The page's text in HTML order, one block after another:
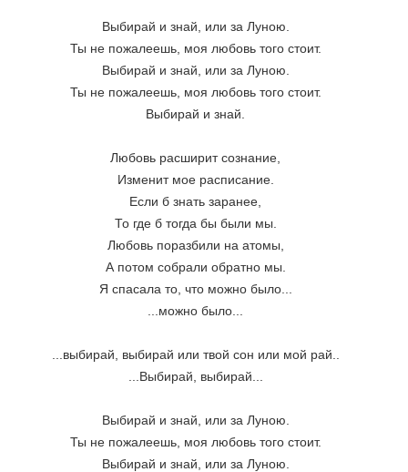
Выбирай и знай, или за Луною.
Ты не пожалеешь, моя любовь того стоит.
Выбирай и знай, или за Луною.
Ты не пожалеешь, моя любовь того стоит.
Выбирай и знай.
Любовь расширит сознание,
Изменит мое расписание.
Если б знать заранее,
То где б тогда бы были мы.
Любовь поразбили на атомы,
А потом собрали обратно мы.
Я спасала то, что можно было...
...можно было...
...выбирай, выбирай или твой сон или мой рай..
...Выбирай, выбирай...
Выбирай и знай, или за Луною.
Ты не пожалеешь, моя любовь того стоит.
Выбирай и знай, или за Луною.